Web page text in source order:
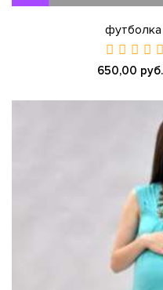
650,00 руб.